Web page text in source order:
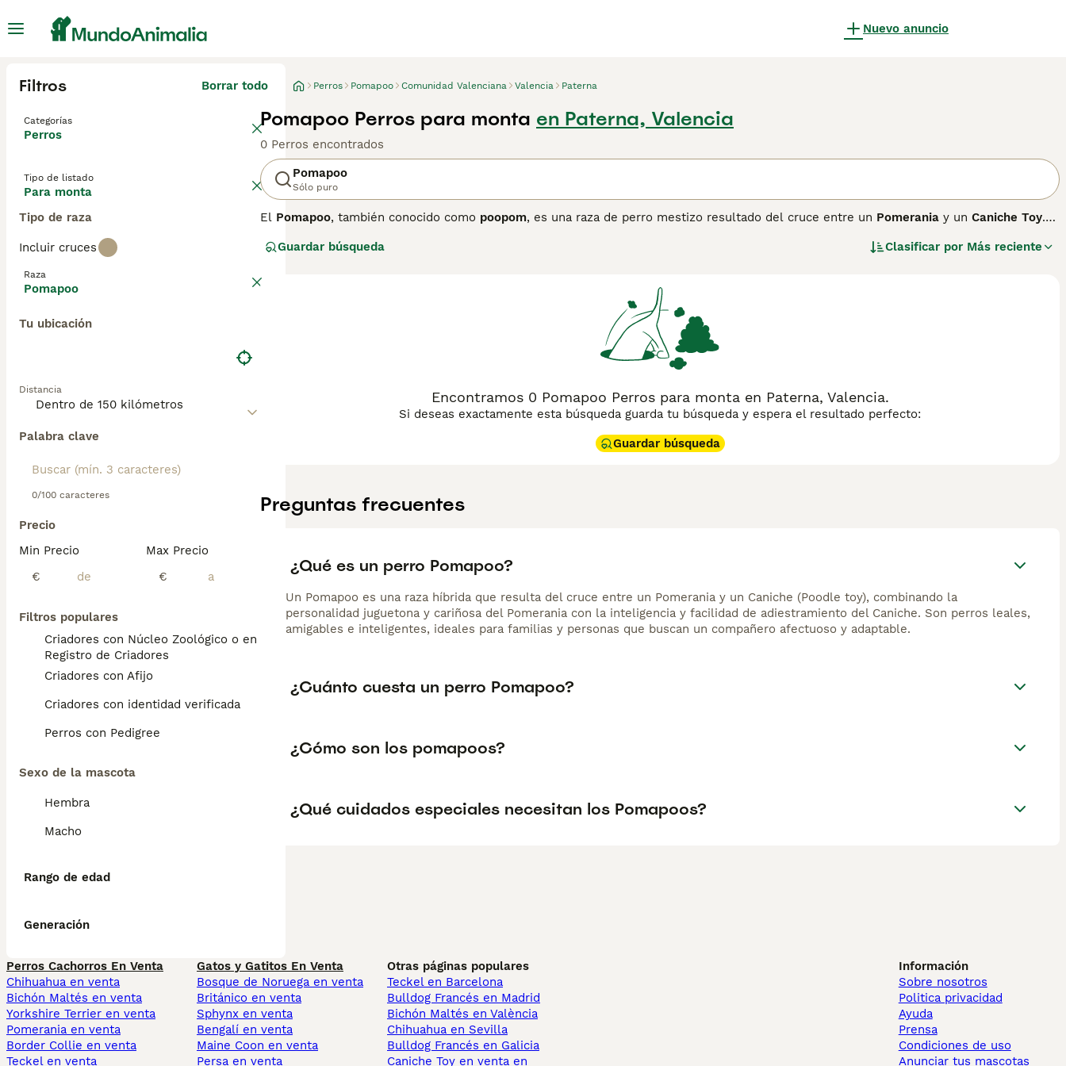
Nuevo anuncio
Filtros Borrar todo
Categorías
Perros
Tipo de listado
Para monta
Tipo de raza
Incluir cruces
Raza
Pomapoo
Tu ubicación
Distancia
Palabra clave
0/100 caracteres
Precio
Min Precio
€
Max Precio
€
Filtros populares
Criadores con Núcleo Zoológico o en el
Registro de Criadores
Criadores con Afijo
Criadores con identidad verificada
Perros con Pedigree
Sexo de la mascota
Hembra
Macho
Rango de edad
Generación
Perros Pomapoo Comunidad Valenciana Valencia Paterna
Pomapoo Perros para monta en Paterna, Valencia
0 Perros encontrados
Pomapoo
Sólo puro
El Pomapoo, también conocido como poopom, es una raza de perro mestizo resultado del cruce entre un Pomerania y un Caniche Toy.
pequeño, que varía entre 5 y 15 libras, y su altura de 20 a 30 cm aproximadamente. Su pelaje puede ser corto, medio, liso, ondulado o
juguetón, inteligente y muy cariñoso, lo que lo convierte en una mascota ideal para familias, incluso en apartamentos gracias a su tamaño
compacto. Son perros sociales pero pueden mostrarse reservados con extraños y es importante una buena socialización y entrenamiento
para controlar su tendencia a ladrar. Además, se adaptan bien a niños y otros animales si se los trata con cuidado. El Pomapoo es
perfecto para quienes buscan un compañero activo, juguetón y afectuoso, ideal para espacios reducidos y hogares con tiempo para su
Guardar búsqueda Clasificar por Más reciente
Encontramos 0 Pomapoo Perros para monta en Paterna, Valencia.
Si deseas exactamente esta búsqueda guarda tu búsqueda y espera el resultado perfecto:
Guardar búsqueda
Preguntas frecuentes
¿Qué es un perro Pomapoo?
Un Pomapoo es una raza híbrida que resulta del cruce entre un Pomerania y un Caniche (Poodle toy), combinando la
personalidad juguetona y cariñosa del Pomerania con la inteligencia y facilidad de adiestramiento del Caniche. Son perros leales,
amigables e inteligentes, ideales para familias y personas que buscan un compañero afectuoso y adaptable.
¿Cuánto cuesta un perro Pomapoo?
¿Cómo son los pomapoos?
¿Qué cuidados especiales necesitan los Pomapoos?
Perros Cachorros En Venta
Chihuahua en venta
Bichón Maltés en venta
Yorkshire Terrier en venta
Pomerania en venta
Border Collie en venta
Teckel en venta
Gatos y Gatitos En Venta
Bosque de Noruega en venta
Británico en venta
Sphynx en venta
Bengalí en venta
Maine Coon en venta
Persa en venta
Otras páginas populares
Teckel en Barcelona
Bulldog Francés en Madrid
Bichón Maltés en València
Chihuahua en Sevilla
Bulldog Francés en Galicia
Caniche Toy en venta en
Información
Sobre nosotros
Politica privacidad
Ayuda
Prensa
Condiciones de uso
Anunciar tus mascotas